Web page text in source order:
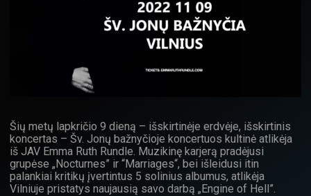
Šių metų lapkričio 9 dieną – išskirtinėje erdvėje, išskirtinis
koncertas – Šv. Jonų bažnyčioje koncertuos kultinė atlikėja
iš JAV Emma Ruth Rundle. Muzikinę karjerą pradėjusi
grupėse „Nocturnes” ir “Marriages“, bei išleidusi itin
palankiai kritikų įvertintus 5 solinius albumus, atlikėja
Vilniuje pristatys naujausią savo darbą „Engine of Hell”.